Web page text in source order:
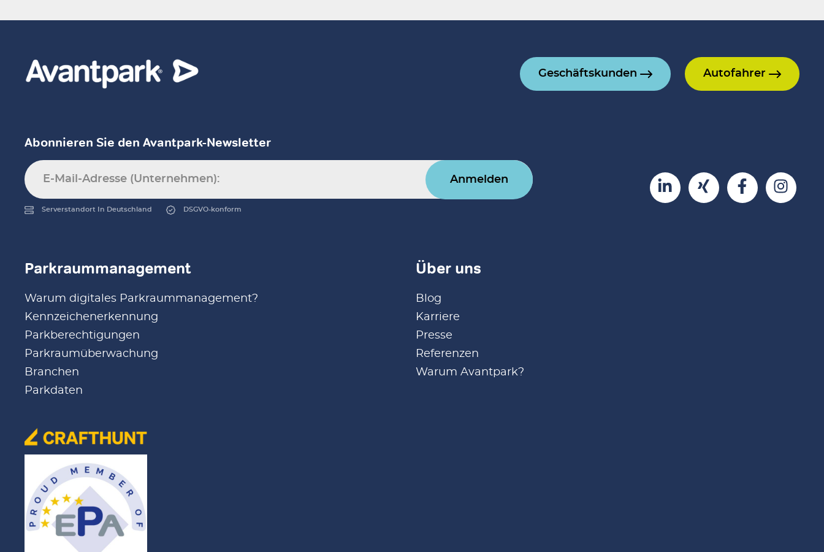
Geschäftskunden Autofahrer
Abonnieren Sie den Avantpark-Newsletter
Anmelden
Serverstandort In Deutschland DSGVO-konform
Parkraummanagement
Warum digitales Parkraummanagement?
Kennzeichenerkennung
Parkberechtigungen
Parkraumüberwachung
Branchen
Parkdaten
Über uns
Blog
Karriere
Presse
Referenzen
Warum Avantpark?